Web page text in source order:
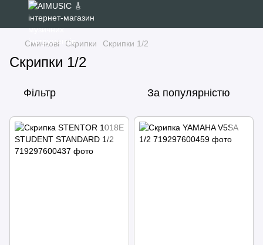
Смичкові Скрипки Скрипки 1/2
Скрипки 1/2
Фільтр За популярністю